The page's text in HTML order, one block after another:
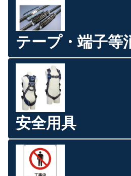
テープ・端子等
安全用具